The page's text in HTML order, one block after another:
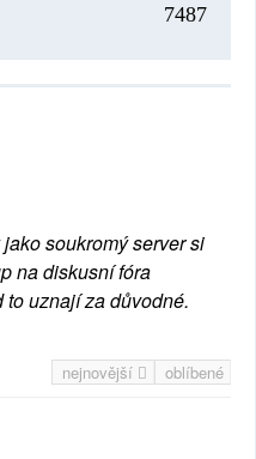
7487
soukromý server si
na diskusní fóra
uznají za důvodné.
nejnovější oblíbené